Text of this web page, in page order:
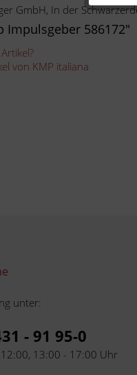
GmbH, In der
Impulsgeber 586172"
von KMP italiana
unter:
- 91 95-0
13:00 - 17:00 Uhr